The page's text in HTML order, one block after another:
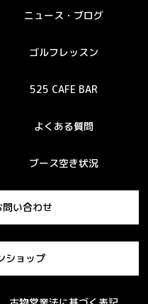
ニュース・ブログ
ゴルフレッスン
525 CAFE BAR
よくある質問
ブース空き状況
い合わせ
ショップ